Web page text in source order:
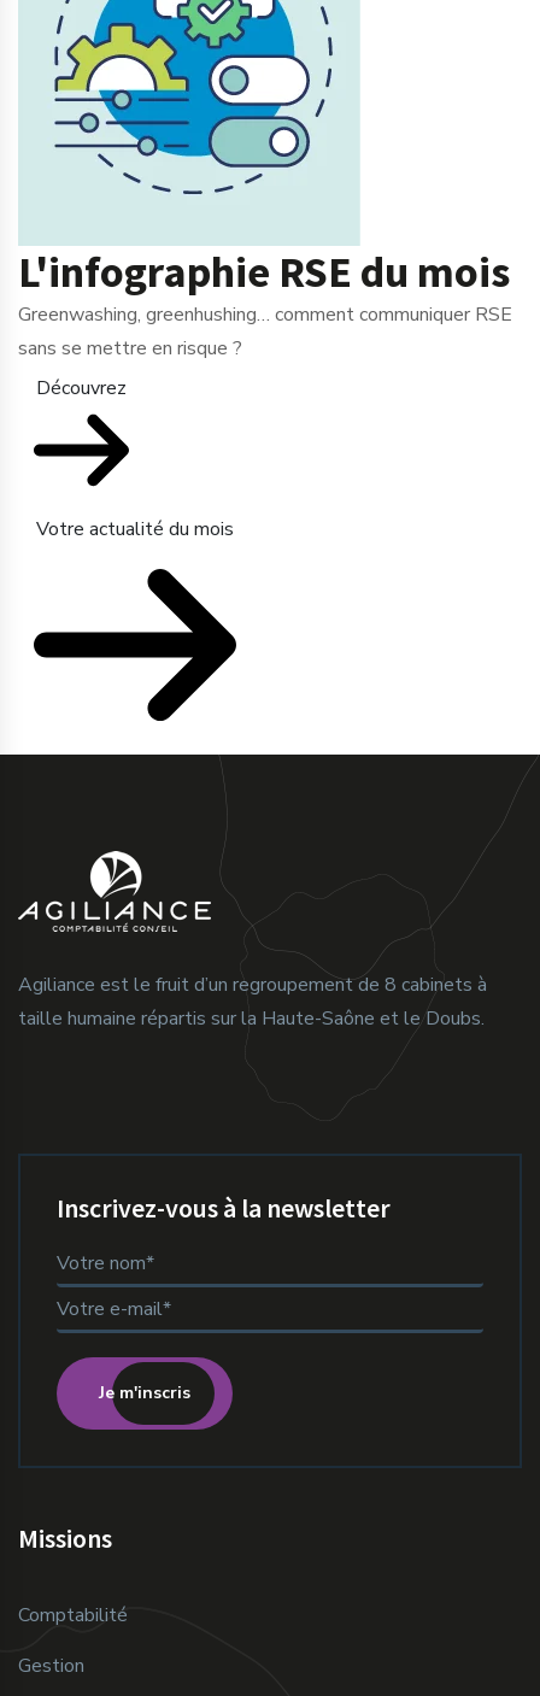
L'infographie RSE du mois
Greenwashing, greenhushing… comment communiquer RSE
sans se mettre en risque ?
Découvrez
Votre actualité du mois
Agiliance est le fruit d’un regroupement de 8 cabinets à
taille humaine répartis sur la Haute-Saône et le Doubs.
Inscrivez-vous à la newsletter
Je m'inscris
Missions
Comptabilité
Gestion